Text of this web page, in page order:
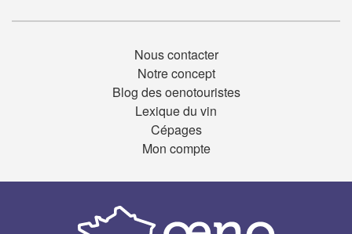
Nous contacter
Notre concept
Blog des oenotouristes
Lexique du vin
Cépages
Mon compte